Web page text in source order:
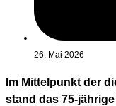
26. Mai 2026
Im Mittelpunkt der
stand das 75-